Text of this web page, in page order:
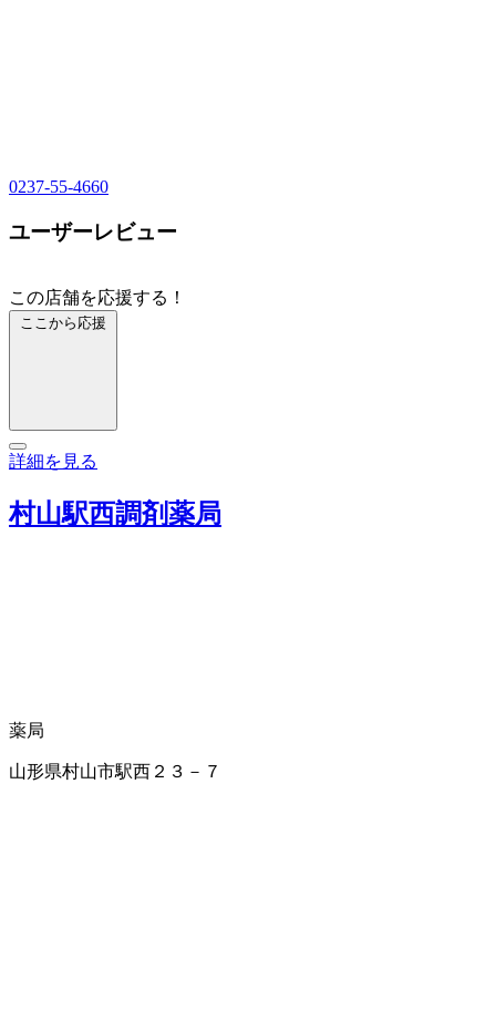
0237-55-4660
ユーザーレビュー
この店舗を応援する！
ここから応援
詳細を見る
村山駅西調剤薬局
薬局
山形県村山市駅西２３－７